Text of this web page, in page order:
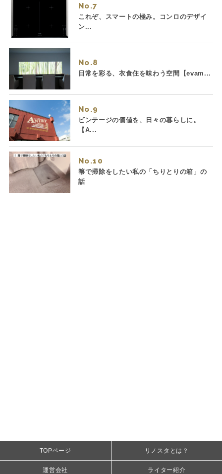
No.
これぞ、スマートの極み。コンロのデザイ
ン...
No.
日常を彩る、衣食住を味わう空間【evam...
No.
ビンテージの価値を、日々の暮らしに。
【A...
No.
箒で掃除をしたい私の「ちりとりの箱」の
話
TOPページ リノスタとは？
運営会社 ライター紹介